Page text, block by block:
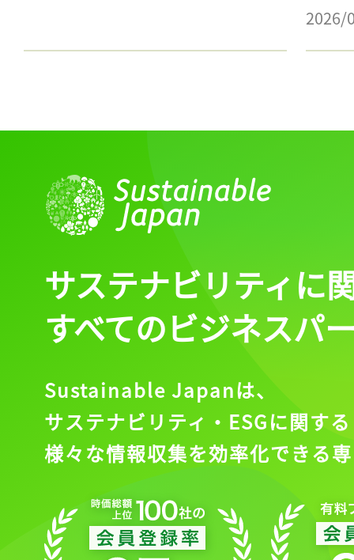
2026/
サステナビリティに
すべてのビジネスパ
Sustainable Japanは、
サステナビリティ・ESGに関する
様々な情報収集を効率化できる